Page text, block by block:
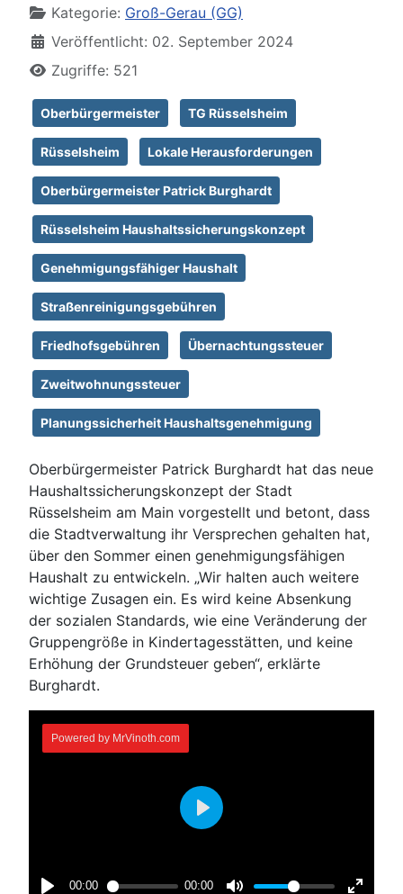
Kategorie: Groß-Gerau (GG)
Veröffentlicht: 02. September 2024
Zugriffe: 521
Oberbürgermeister TG Rüsselsheim
Rüsselsheim Lokale Herausforderungen
Oberbürgermeister Patrick Burghardt
Rüsselsheim Haushaltssicherungskonzept
Genehmigungsfähiger Haushalt
Straßenreinigungsgebühren
Friedhofsgebühren Übernachtungssteuer
Zweitwohnungssteuer
Planungssicherheit Haushaltsgenehmigung
Oberbürgermeister Patrick Burghardt hat das neue
Haushaltssicherungskonzept der Stadt
Rüsselsheim am Main vorgestellt und betont, dass
die Stadtverwaltung ihr Versprechen gehalten hat,
über den Sommer einen genehmigungsfähigen
Haushalt zu entwickeln. „Wir halten auch weitere
wichtige Zusagen ein. Es wird keine Absenkung
der sozialen Standards, wie eine Veränderung der
Gruppengröße in Kindertagesstätten, und keine
Erhöhung der Grundsteuer geben“, erklärte
Burghardt.